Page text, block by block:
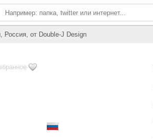
от Double-J Design